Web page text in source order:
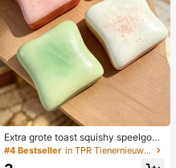
Extra grote toast squishy speelgoe
d, superzachte boter toast stressve
#4 Bestseller in TPR Tienernieuwigheid en grappenspeelgoed